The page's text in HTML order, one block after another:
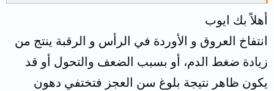
أهلاً بك ايوب
انتفاخ العروق و الأوردة في الرأس و الرقبة ينتج من
زيادة ضغط الدم، أو بسبب الضعف والتحول أو قد
يكون ظاهر نتيجة بلوغ سن العجز فتختفي دهون